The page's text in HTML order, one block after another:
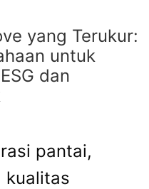
yang Terukur:
untuk
dan
pantai,
kualitas